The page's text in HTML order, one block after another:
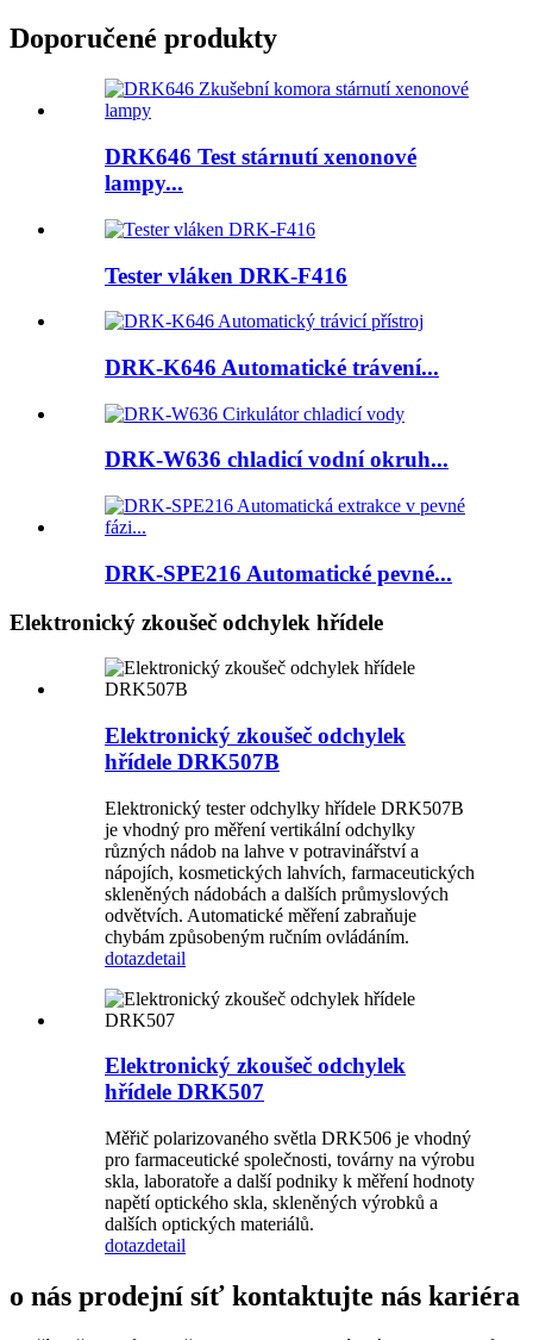
Doporučené produkty
DRK646 Test stárnutí xenonové
lampy...
Tester vláken DRK-F416
DRK-K646 Automatické trávení...
DRK-W636 chladicí vodní okruh...
DRK-SPE216 Automatické pevné...
Elektronický zkoušeč odchylek hřídele
Elektronický zkoušeč odchylek
hřídele DRK507B
Elektronický tester odchylky hřídele DRK507B
je vhodný pro měření vertikální odchylky
různých nádob na lahve v potravinářství a
nápojích, kosmetických lahvích, farmaceutických
skleněných nádobách a dalších průmyslových
odvětvích. Automatické měření zabraňuje
chybám způsobeným ručním ovládáním.
dotazdetail
Elektronický zkoušeč odchylek
hřídele DRK507
Měřič polarizovaného světla DRK506 je vhodný
pro farmaceutické společnosti, továrny na výrobu
skla, laboratoře a další podniky k měření hodnoty
napětí optického skla, skleněných výrobků a
dalších optických materiálů.
dotazdetail
o nás prodejní síť kontaktujte nás kariéra